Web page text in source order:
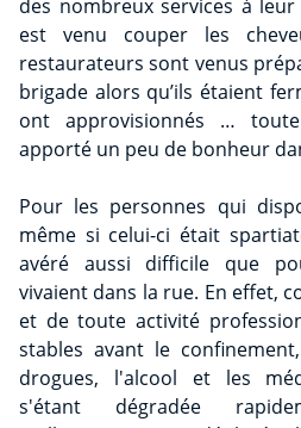
des nombreux services à
est venu couper les
restaurateurs sont venus
brigade alors qu’ils étaient
ont approvisionnés …
apporté un peu de bonheur
Pour les personnes qui
même si celui-ci était
avéré aussi difficile que
vivaient dans la rue. En effet,
et de toute activité
stables avant le
drogues, l'alcool et les
s'étant dégradée